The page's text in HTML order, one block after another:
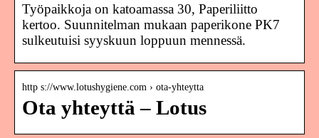
Työpaikkoja on katoamassa 30, Paperiliitto
kertoo. Suunnitelman mukaan paperikone PK7
sulkeutuisi syyskuun loppuun mennessä.
http s://www.lotushygiene.com › ota-yhteytta
Ota yhteyttä – Lotus